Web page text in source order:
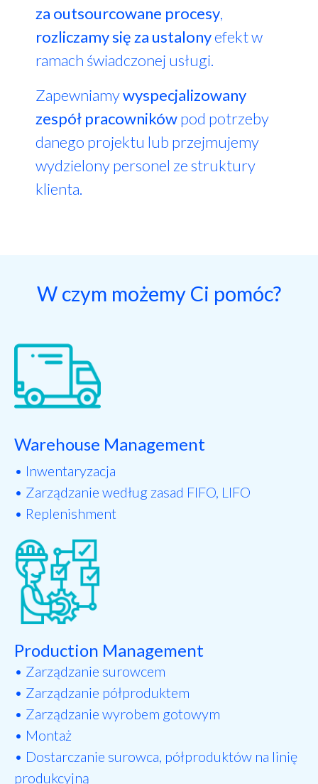
za outsourcowane procesy,
rozliczamy się za ustalonyefekt w
ramach świadczonej usługi.
Zapewniamywyspecjalizowany
zespół pracownikówpod potrzeby
danego projektu lub przejmujemy
wydzielony personel ze struktury
klienta.
W czym możemy Ci pomóc?
Warehouse Management
• Inwentaryzacja
• Zarządzanie według zasad FIFO, LIFO
• Replenishment
Production Management
• Zarządzanie surowcem
• Zarządzanie półproduktem
• Zarządzanie wyrobem gotowym
• Montaż
• Dostarczanie surowca, półproduktów na linię
produkcyjną